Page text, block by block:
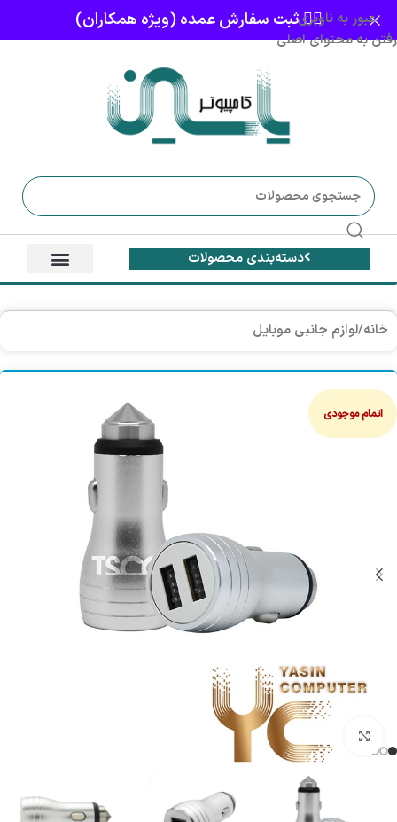
عبور به ناوبری
رفتن به محتوای اصلی
👈🏻 ثبت سفارش عمده (ویژه همکاران)
دسته‌بندی محصولات
خانه/لوازم جانبی موبایل
اتمام موجودی
بزرگنمایی تصویر